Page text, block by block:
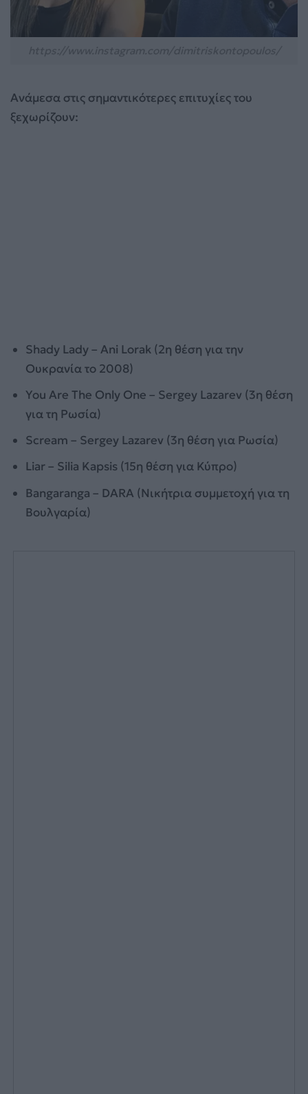
Ανάμεσα στις σημαντικότερες επιτυχίες του
ξεχωρίζουν:
Shady Lady – Ani Lorak (2η θέση για την
Ουκρανία το 2008)
You Are The Only One – Sergey Lazarev (3η θέση
για τη Ρωσία)
Scream – Sergey Lazarev (3η θέση για Ρωσία)
Liar – Silia Kapsis (15η θέση για Κύπρο)
Bangaranga – DARA (Νικήτρια συμμετοχή για τη
Βουλγαρία)